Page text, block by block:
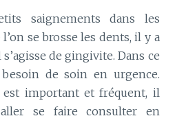
saignements dans les
se brosse les dents, il y a
de gingivite. Dans ce
besoin de soin en urgence.
est important et fréquent, il
se faire consulter en